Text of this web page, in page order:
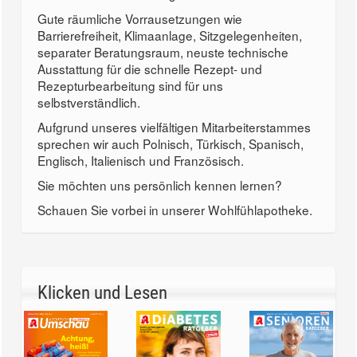
Gute räumliche Vorrausetzungen wie
Barrierefreiheit, Klimaanlage, Sitzgelegenheiten,
separater Beratungsraum, neuste technische
Ausstattung für die schnelle Rezept- und
Rezepturbearbeitung sind für uns
selbstverständlich.
Aufgrund unseres vielfältigen Mitarbeiterstammes
sprechen wir auch Polnisch, Türkisch, Spanisch,
Englisch, Italienisch und Französisch.
Sie möchten uns persönlich kennen lernen?
Schauen Sie vorbei in unserer Wohlfühlapotheke.
Klicken und Lesen